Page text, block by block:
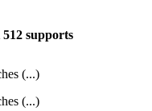
512 supports
(...)
(...)